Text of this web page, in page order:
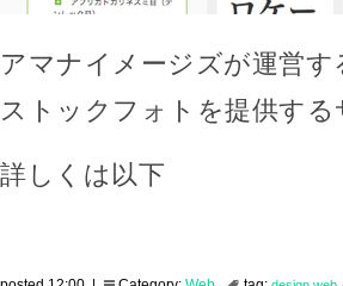
アマナイメージズが運営
ストックフォトを提供す
詳しくは以下